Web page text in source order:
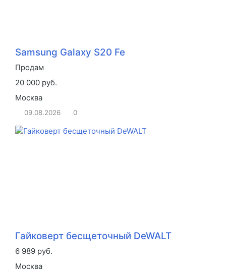
Samsung Galaxy S20 Fe
Продам
20 000 руб.
Москва
09.08.2026 0
Гайковерт бесщеточный DeWALT
6 989 руб.
Москва